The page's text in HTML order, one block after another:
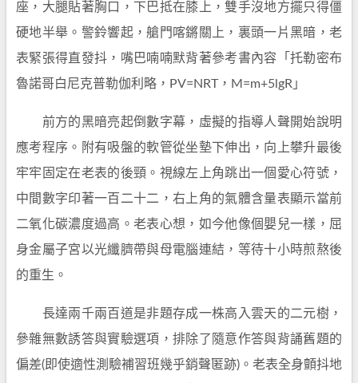
座，大腿貼著胸口，下巴抵在膝上，雙手沒地方擺只得僵
硬地半舉。警鈴響起，艙門喀鏘關上，裏頭一片黑暗，老
表緊張得直發抖，嘴巴喃喃默背著參考書內容「托勒密布
魯諾哥白尼克普勒伽利略，PV=NRT，M=m+5lgR」
前方的黑暗亮起倒數字幕，虛擬的指導人聲開始說明
應考程序。附有吸盤的軟管從坐墊下伸出，向上攀升最後
牢牢固定在老表的後頸。視線左上角跳出一個愛心符號，
中間數字印著一百二十二，右上角的氣體含量表顯示當前
二氧化碳濃度過高。老表心想，如今他像個嬰兒一樣，屈
身金屬子宮以光纖臍帶與母電腦連結，等待十小時煎熬後
的重生。
長達兩千兩百道是非題存成一株高入雲天的二元樹，
參雜無數誘答與實驗選項，排除了隨意作答與背誦舊題的
偏差(即使適性測驗補習班幾乎銷聲匿跡)。老表全身顫抖地